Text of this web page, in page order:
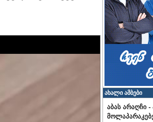
ახალი ამბები
აბას არაღჩი -